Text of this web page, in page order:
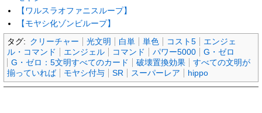
【ワルスラオファニスループ】
【モヤシ化ゾンビループ】
タグ: クリーチャー 光文明 白単 単色 コスト5
エンジェ
ル・コマンド
エンジェル コマンド パワー5000
G・ゼロ
G・ゼロ：5文明すべてのカード
破壊置換効果
すべての文明が
揃っていれば
モヤシ付与 SR スーパーレア hippo